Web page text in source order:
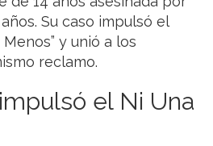
Su caso impulsó el
y unió a los
reclamo.
el Ni Una